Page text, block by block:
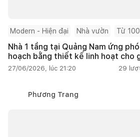
Modern - Hiện đại Nhà vườn Từ
Nhà 1 tầng tại Quảng Nam ứng
hoạch bằng thiết kế linh hoạt cho
27/06/2026, lúc 21:20 29
Phương Trang